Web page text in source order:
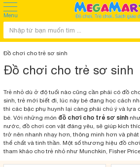
Menu
Đồ chơi cho trẻ sơ sinh
Đồ chơi cho trẻ sơ sinh
Trẻ nhỏ dù ở độ tuổi nào cũng cần phải có đồ
sinh, trẻ mới biết đi, lúc này bé đang học cách
thì các bậc phụ huynh lại càng phải chú ý và lựa
bé. Với những món đồ chơi cho trẻ sơ sinh
nước, đồ chơi con vật đáng yêu, sẽ giúp kích
trở nên nhanh nhạy hơn, thông minh hơn và
thể chất và tinh thần. Một số thương hiệu đồ
tham khảo cho trẻ nhỏ như Munchkin, Fisher